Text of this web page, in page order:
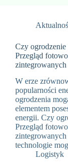
Czy ogrodzenie
Przegląd
zintegrowanych
W erze
popularności
ogrodzenia
elementem
energii. Czy
Przegląd
technologie
Logistyk